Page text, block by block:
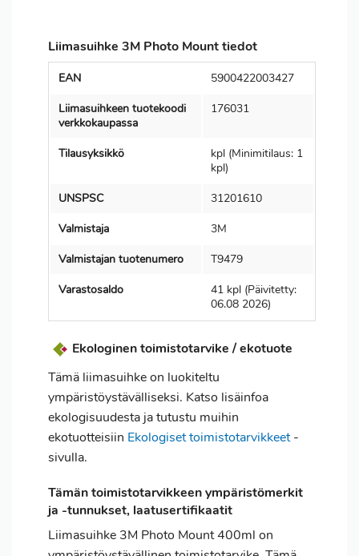
Liimasuihke 3M Photo Mount tiedot
EAN
5900422003427
Liimasuihkeen tuotekoodi
verkkokaupassa
176031
Tilausyksikkö
kpl (Minimitilaus: 1
kpl)
UNSPSC
31201610
Valmistaja
3M
Valmistajan tuotenumero
T9479
Varastosaldo
41 kpl (Päivitetty:
06.08 2026)
Ekologinen toimistotarvike / ekotuote
Tämä liimasuihke on luokiteltu
ympäristöystävälliseksi. Katso lisäinfoa
ekologisuudesta ja tutustu muihin
ekotuotteisiin Ekologiset toimistotarvikkeet-
sivulla.
Tämän toimistotarvikkeen ympäristömerkit
ja -tunnukset, laatusertifikaatit
Liimasuihke 3M Photo Mount 400ml on